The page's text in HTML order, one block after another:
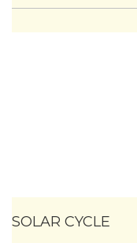
SOLAR CYCLE